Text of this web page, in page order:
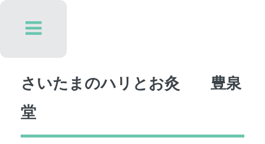
さいたまのハリとお灸 豊泉
堂